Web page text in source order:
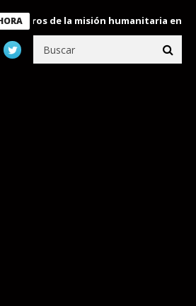
de la misión humanitaria enviada a